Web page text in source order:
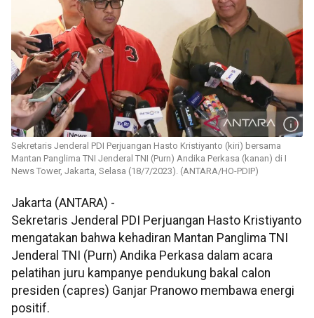
Sekretaris Jenderal PDI Perjuangan Hasto Kristiyanto (kiri) bersama
Mantan Panglima TNI Jenderal TNI (Purn) Andika Perkasa (kanan) di I
News Tower, Jakarta, Selasa (18/7/2023). (ANTARA/HO-PDIP)
Jakarta (ANTARA) -
Sekretaris Jenderal PDI Perjuangan Hasto Kristiyanto
mengatakan bahwa kehadiran Mantan Panglima TNI
Jenderal TNI (Purn) Andika Perkasa dalam acara
pelatihan juru kampanye pendukung bakal calon
presiden (capres) Ganjar Pranowo membawa energi
positif.